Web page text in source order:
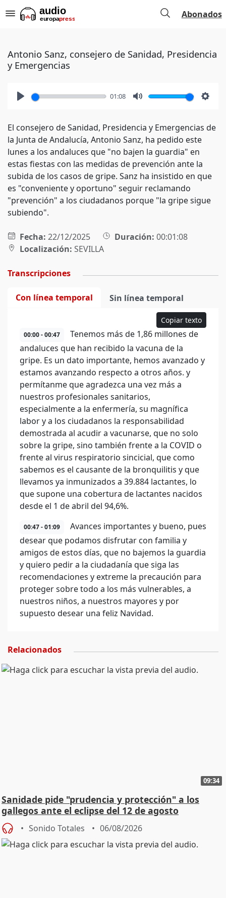
Abonados
Antonio Sanz, consejero de Sanidad, Presidencia
y Emergencias
01:08
El consejero de Sanidad, Presidencia y Emergencias de
la Junta de Andalucía, Antonio Sanz, ha pedido este
lunes a los andaluces que "no bajen la guardia" en
estas fiestas con las medidas de prevención ante la
subida de los casos de gripe. Sanz ha insistido en que
es "conveniente y oportuno" seguir reclamando
"prevención" a los ciudadanos porque "la gripe sigue
subiendo".
Fecha: 22/12/2025 Duración: 00:01:08
Localización: SEVILLA
Transcripciones
Con línea temporal Sin línea temporal
Copiar texto
00:00 - 00:47
Tenemos más de 1,86 millones de
andaluces que han recibido la vacuna de la
gripe. Es un dato importante, hemos avanzado y
estamos avanzando respecto a otros años. y
permítanme que agradezca una vez más a
nuestros profesionales sanitarios,
especialmente a la enfermería, su magnífica
labor y a los ciudadanos la responsabilidad
demostrada al acudir a vacunarse, que no solo
sobre la gripe, sino también frente a la COVID o
frente al virus respiratorio sincicial, que como
sabemos es el causante de la bronquilitis y que
llevamos ya inmunizados a 39.884 lactantes, lo
que supone una cobertura de lactantes nacidos
desde el 1 de abril del 94,6%.
00:47 - 01:09
Avances importantes y bueno, pues
desear que podamos disfrutar con familia y
amigos de estos días, que no bajemos la guardia
y quiero pedir a la ciudadanía que siga las
recomendaciones y extreme la precaución para
proteger sobre todo a los más vulnerables, a
nuestros niños, a nuestros mayores y por
supuesto desear una feliz Navidad.
Relacionados
09:34
Sanidade pide "prudencia y protección" a los
gallegos ante el eclipse del 12 de agosto
Sonido Totales 06/08/2026